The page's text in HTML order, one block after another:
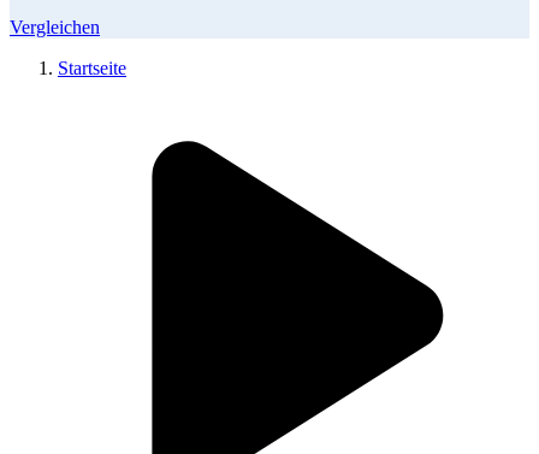
Vergleichen
Startseite